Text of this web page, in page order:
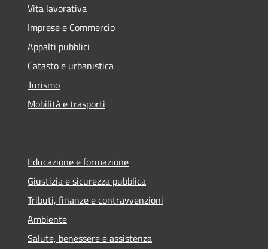
Vita lavorativa
Imprese e Commercio
Appalti pubblici
Catasto e urbanistica
Turismo
Mobilità e trasporti
Educazione e formazione
Giustizia e sicurezza pubblica
Tributi, finanze e contravvenzioni
Ambiente
Salute, benessere e assistenza